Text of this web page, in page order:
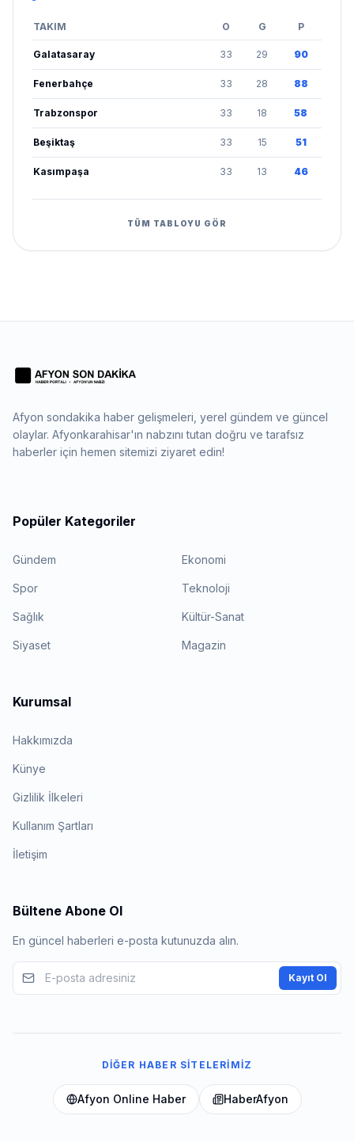
TAKIM O G P
Galatasaray 33 29 90
Fenerbahçe 33 28 88
Trabzonspor 33 18 58
Beşiktaş 33 15 51
Kasımpaşa 33 13 46
TÜM TABLOYU GÖR
Afyon sondakika haber gelişmeleri, yerel gündem ve güncel
olaylar. Afyonkarahisar'ın nabzını tutan doğru ve tarafsız
haberler için hemen sitemizi ziyaret edin!
Popüler Kategoriler
Gündem Ekonomi
Spor Teknoloji
Sağlık Kültür-Sanat
Siyaset Magazin
Kurumsal
Hakkımızda
Künye
Gizlilik İlkeleri
Kullanım Şartları
İletişim
Bültene Abone Ol
En güncel haberleri e-posta kutunuzda alın.
Kayıt Ol
DIĞER HABER SITELERIMIZ
Afyon Online Haber HaberAfyon